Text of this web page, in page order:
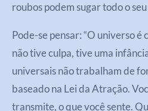
roubos podem sugar todo o
Pode-se pensar: “O universo é
não tive culpa, tive uma
universais não trabalham de
baseado na Lei da Atração.
transmite, o que você sente.